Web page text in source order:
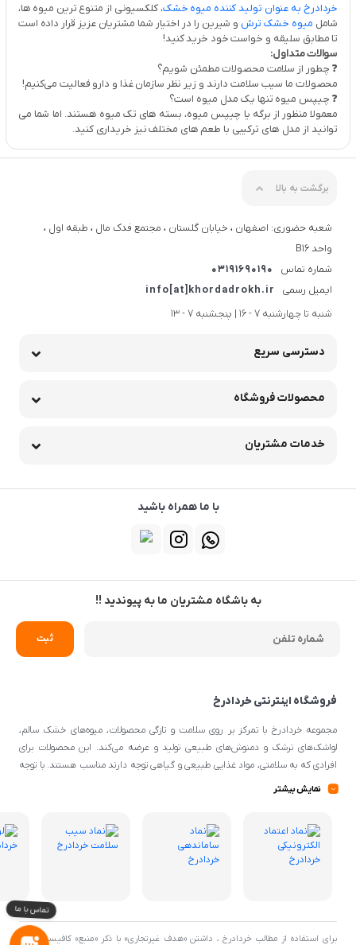
خردادرخ به عنوان تولید کننده میوه خشک، کلکسیونی از متنوع ترین میوه ها،
شامل میوه خشک ترش و شیرین را در اختیار شما مشتریان عزیز قرار داده است
تا مطابق سلیقه و خواست خود خرید کنید!
سوالات متداول:
❓ چطور از سلامت محصولات مطمئن شویم؟
محصولات ما سیب سلامت دارند و زیر نظر سازمان غذا و دارو فعالیت می‌کنیم!
❓ چیپس میوه تنها یک مدل میوه است؟
معمولا منظور از برگه یا چیپس میوه، بسته های تک میوه هستند. اما شما می
توانید از مدل های ترکیبی با طعم های مختلف نیز خریداری کنید.
برگشت به بالا
شعبه حضوری: اصفهان ، خیابان گلستان ، مجتمع فدک مال ، طبقه اول ،
واحد B16
شماره تماس
03191690190
ایمیل رسمی
info[at]khordadrokh.ir
شنبه تا چهارشنبه 7 - 16 | پنجشنبه 7 - 13
دسترسی سریع
محصولات فروشگاه
خدمات مشتریان
با ما همراه باشید
به باشگاه مشتریان ما به پیوندید !!
فروشگاه اینترنتی خردادرخ
مجموعه خردادرخ با تمرکز بر روی سلامت و تازگی محصولات، میوه‌های خشک سالم،
لواشک‌های ترشک و دمنوش‌های طبیعی تولید و عرضه می‌کند. این محصولات برای
افرادی که به سلامتی، مواد غذایی طبیعی و گیاهی توجه دارند مناسب هستند. با توجه
به اینکه از مواد اولیه طبیعی و کیفیتی برای تهیه محصولات استفاده می‌شود، می‌توانند
نمایش بیشتر
برای استفاده از مطالب خردادرخ ، داشتن «هدف غیرتجاری» با ذکر «منبع» کافیست. تمام